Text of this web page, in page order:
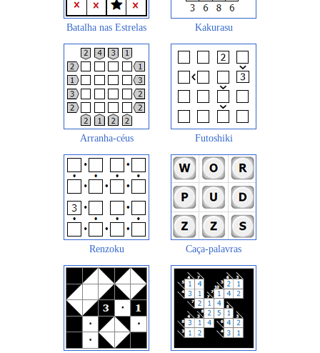
Batalha nas Estrelas Kakurasu
Arranha-céus Futoshiki
Renzoku Caça-palavras